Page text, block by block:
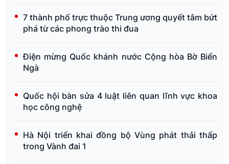
7 thành phố trực thuộc Trung ương quyết tâm bứt
phá từ các phong trào thi đua
Điện mừng Quốc khánh nước Cộng hòa Bờ Biển
Ngà
Quốc hội bàn sửa 4 luật liên quan lĩnh vực khoa
học công nghệ
Hà Nội triển khai đồng bộ Vùng phát thải thấp
trong Vành đai 1